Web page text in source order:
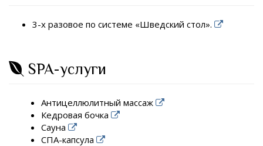
3-х разовое по системе «Шведский стол».
SPA-услуги
Антицеллюлитный массаж
Кедровая бочка
Сауна
СПА-капсула